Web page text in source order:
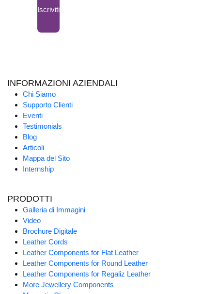
Iscriviti
INFORMAZIONI AZIENDALI
Chi Siamo
Supporto Clienti
Eventi
Testimonials
Blog
Articoli
Mappa del Sito
Internship
PRODOTTI
Galleria di Immagini
Video
Brochure Digitale
Leather Cords
Leather Components for Flat Leather
Leather Components for Round Leather
Leather Components for Regaliz Leather
More Jewellery Components